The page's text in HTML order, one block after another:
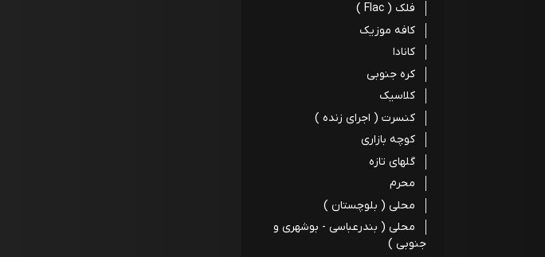
فلک ( Flac )
کافه موزیک
کانادا
کره جنوبی
کلاسیک
کنسرت ( اجرای زنده )
کوچه بازاری
گلهای تازه
محرم
محلی ( بلوچستان )
محلی ( بندرعباسی - بوشهری و
جنوبی )